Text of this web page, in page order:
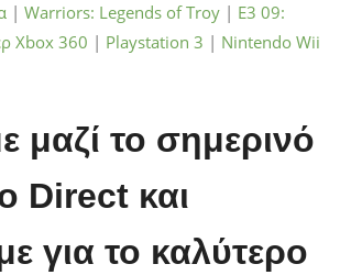
| Warriors: Legends of Troy | E3 09:
Xbox 360 | Playstation 3 | Nintendo Wii
μαζί το σημερινό
Direct και
για το καλύτερο